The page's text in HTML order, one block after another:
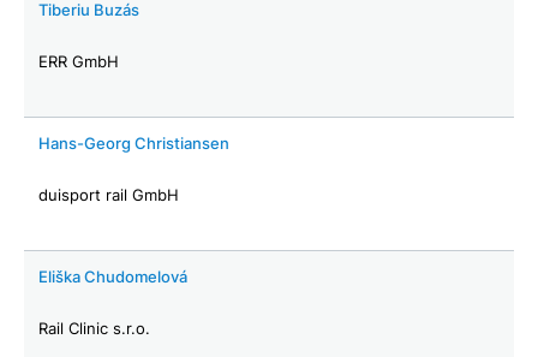
Tiberiu Buzás
ERR GmbH
Hans-Georg Christiansen
duisport rail GmbH
Eliška Chudomelová
Rail Clinic s.r.o.